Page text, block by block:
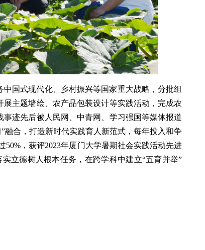
国式现代化、乡村振兴等国家重大战略，分批组
主题墙绘、农产品包装设计等实践活动，完成农
迹先后被人民网、中青网、学习强国等媒体报道
融合，打造新时代实践育人新范式，每年投入和争
，获评2023年厦门大学暑期社会实践活动先进
立德树人根本任务，在跨学科中建立“五育并举”